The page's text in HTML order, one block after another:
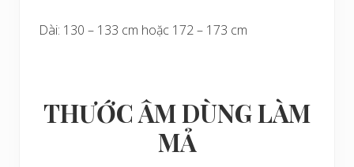
Dài: 130 – 133 cm hoặc 172 – 173 cm
THƯỚC ÂM DÙNG LÀM
MẢ